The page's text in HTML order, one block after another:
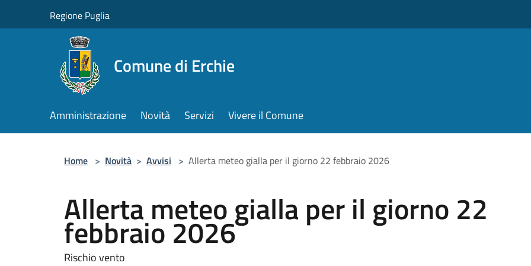
Regione Puglia
Comune di Erchie
Amministrazione Novità Servizi Vivere il Comune
Home > Novità > Avvisi > Allerta meteo gialla per il giorno 22 febbraio 2026
Allerta meteo gialla per il giorno 22
febbraio 2026
Rischio vento